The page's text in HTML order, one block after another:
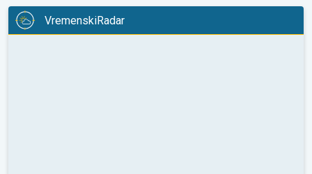
VremenskiRadar